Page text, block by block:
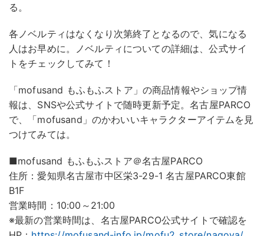
る。
各ノベルティはなくなり次第終了となるので、気になる
人はお早めに。ノベルティについての詳細は、公式サイ
トをチェックしてみて！
「mofusand もふもふストア」の商品情報やショップ情
報は、SNSや公式サイトで随時更新予定。名古屋PARCO
で、「mofusand」のかわいいキャラクターアイテムを見
つけてみては。
■mofusand もふもふストア＠名古屋PARCO
住所：愛知県名古屋市中区栄3-29-1 名古屋PARCO東館
B1F
営業時間：10:00～21:00
※最新の営業時間は、名古屋PARCO公式サイトで確認を